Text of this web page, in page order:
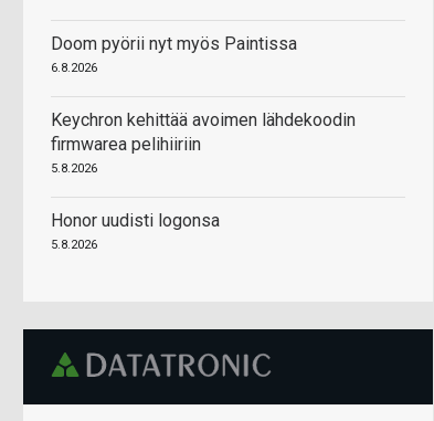
Doom pyörii nyt myös Paintissa
6.8.2026
Keychron kehittää avoimen lähdekoodin
firmwarea pelihiiriin
5.8.2026
Honor uudisti logonsa
5.8.2026